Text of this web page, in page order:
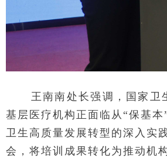
王南南处长强调，国家卫
基层医疗机构正面临从“保基
卫生高质量发展转型的深入实
会，将培训成果转化为推动机